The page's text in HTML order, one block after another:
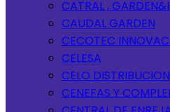
CATRAL ,
CAUDAL GARDEN
CECOTEC
CELESA
CELO DISTRIBUCION
CENEFAS Y